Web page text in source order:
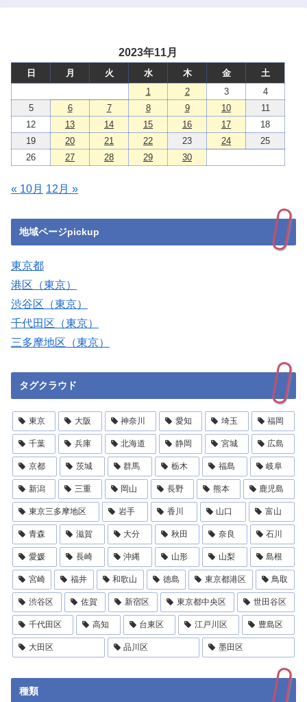
2023年11月
日 月 火 水 木 金
土
1
2 3
4
5
6 7 8 9 10
11
12
13 14 15 16 17
18
19
20 21 22 23 24
25
26
27 28 29 30
« 10月 12月 »
地域ページpickup
東京都
港区（東京）
渋谷区（東京）
千代田区（東京）
三多摩地区（東京）
タグクラウド
東京 大阪 神奈川 愛知 埼玉 福岡
千葉 兵庫 北海道 静岡 宮城 広島
京都 茨城 群馬 栃木 福島 岐阜
新潟 三重 岡山 長野 熊本 鹿児島
東京三多摩地区 岩手 香川 山口 富山
青森 滋賀 大分 秋田 奈良 石川
愛媛 長崎 沖縄 山形 山梨 島根
宮崎 福井 和歌山 徳島 東京都港区 鳥取
渋谷区 佐賀 新宿区 東京都中央区 世田谷区
千代田区 高知 台東区 江戸川区 豊島区
大田区 品川区 墨田区
種類